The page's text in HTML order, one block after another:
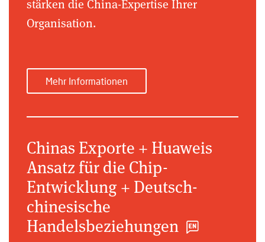
stärken die China-Expertise Ihrer
Organisation.
Mehr Informationen
Chinas Exporte + Huaweis
Ansatz für die Chip-
Entwicklung + Deutsch-
chinesische
Handelsbeziehungen